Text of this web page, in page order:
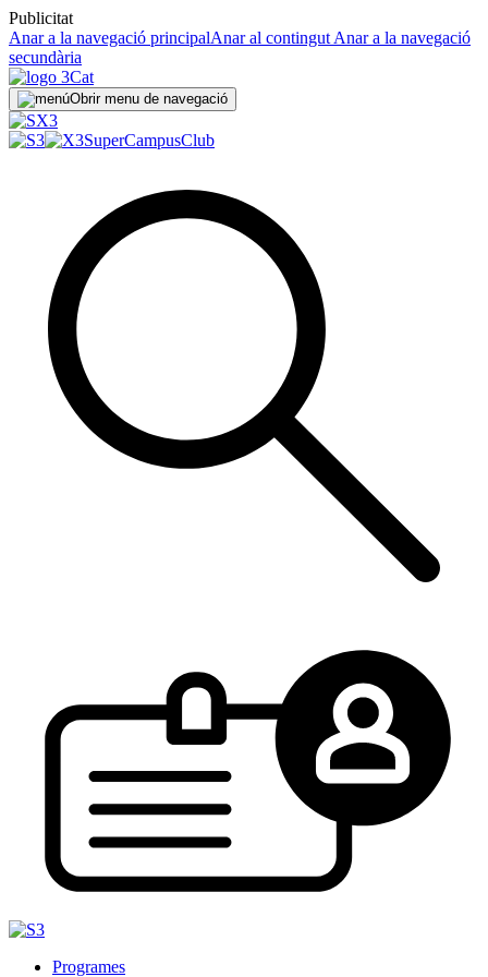
Publicitat
Anar a la navegació principalAnar al contingut Anar a la navegació
secundària
Obrir menu de navegació
SuperCampusClub
Programes